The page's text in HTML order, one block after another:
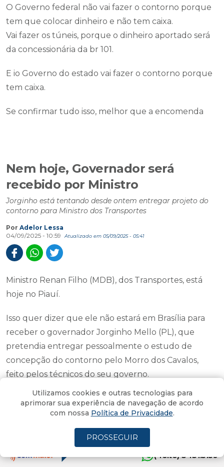
O Governo federal não vai fazer o contorno porque
tem que colocar dinheiro e não tem caixa.
Vai fazer os túneis, porque o dinheiro aportado será
da concessionária da br 101.
E io Governo do estado vai fazer o contorno porque
tem caixa.
Se confirmar tudo isso, melhor que a encomenda
Nem hoje, Governador será
recebido por Ministro
Jorginho está tentando desde ontem entregar projeto do
contorno para Ministro dos Transportes
Por Adelor Lessa
04/09/2025 - 10:59
Atualizado em 05/09/2025 - 05:41
Ministro Renan Filho (MDB), dos Transportes, está
hoje no Piauí.
Isso quer dizer que ele não estará em Brasília para
receber o governador Jorginho Mello (PL), que
pretendia entregar pessoalmente o estudo de
concepção do contorno pelo Morro dos Cavalos,
feito pelos técnicos do seu governo.
A expectativa era que o encontro acontecesse
ontem. O Governador estava em Brasília, mas o
Ministro viajou para o Paraná, onde teve agenda
Jorginho apresentou o estudo, então, para o Fórum
(4oito) 3431.5150
Utilizamos cookies e outras tecnologias para
aprimorar sua experiência de navegação de acordo
com nossa Política de Privacidade.
PROSSEGUIR